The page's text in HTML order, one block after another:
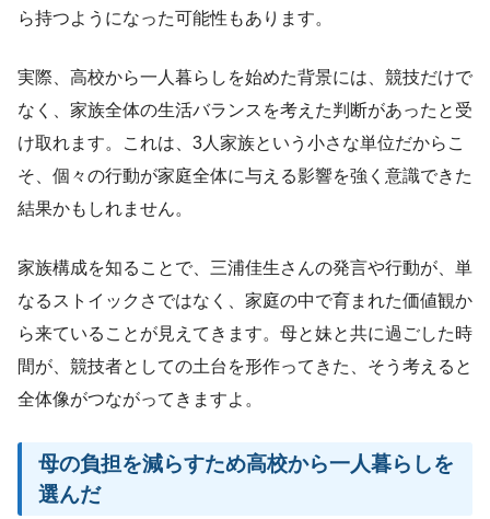
ら持つようになった可能性もあります。
実際、高校から一人暮らしを始めた背景には、競技だけで
なく、家族全体の生活バランスを考えた判断があったと受
け取れます。これは、3人家族という小さな単位だからこ
そ、個々の行動が家庭全体に与える影響を強く意識できた
結果かもしれません。
家族構成を知ることで、三浦佳生さんの発言や行動が、単
なるストイックさではなく、家庭の中で育まれた価値観か
ら来ていることが見えてきます。母と妹と共に過ごした時
間が、競技者としての土台を形作ってきた、そう考えると
全体像がつながってきますよ。
母の負担を減らすため高校から一人暮らしを
選んだ